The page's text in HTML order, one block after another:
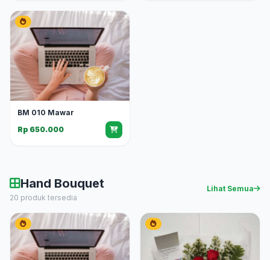
BM 010 Mawar
Rp 650.000
Hand Bouquet
20 produk tersedia
Lihat Semua